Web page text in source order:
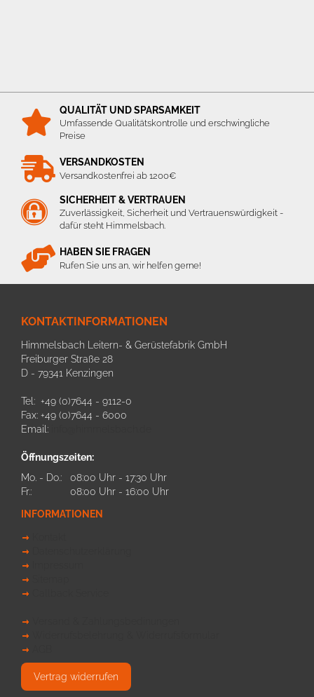
QUALITÄT UND SPARSAMKEIT
Umfassende Qualitätskontrolle und erschwingliche
Preise
VERSANDKOSTEN
Versandkostenfrei ab 1200€
SICHERHEIT & VERTRAUEN
Zuverlässigkeit, Sicherheit und Vertrauenswürdigkeit -
dafür steht Himmelsbach.
HABEN SIE FRAGEN
Rufen Sie uns an, wir helfen gerne!
KONTAKTINFORMATIONEN
Himmelsbach Leitern- & Gerüstefabrik GmbH
Freiburger Straße 28
D - 79341 Kenzingen
Tel: +49 (0)7644 - 9112-0
Fax: +49 (0)7644 - 6000
Email:
Öffnungszeiten:
Mo. - Do.:
08:00 Uhr - 17:30 Uhr
Fr.:
08:00 Uhr - 16:00 Uhr
INFORMATIONEN
Vertrag widerrufen